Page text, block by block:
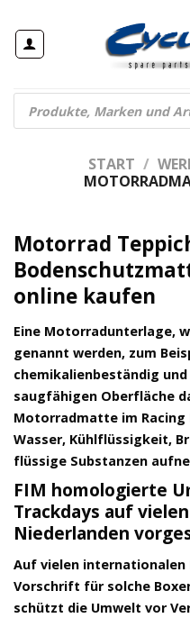
Inhalt
springen
Products
search
START /
Motorrad
online kaufen
Eine Motorradunterlage,
genannt werden, zum
chemikalienbeständig
saugfähigen Oberfläche
Motorradmatte im Racing
Wasser, Kühlflüssigkeit,
flüssige Substanzen
FIM homologierte
Trackdays auf
Niederlanden
Auf vielen
Vorschrift für solche
schützt die Umwelt vor